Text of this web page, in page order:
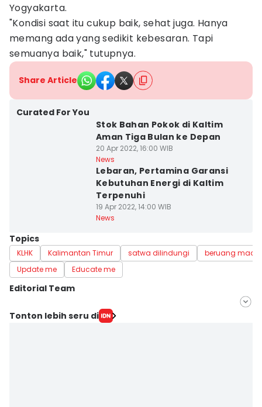
Yogyakarta.
"Kondisi saat itu cukup baik, sehat juga. Hanya
memang ada yang sedikit kebesaran. Tapi
semuanya baik," tutupnya.
Share Article
Curated For You
Stok Bahan Pokok di Kaltim
Aman Tiga Bulan ke Depan
20 Apr 2022, 16:00 WIB
News
Lebaran, Pertamina Garansi
Kebutuhan Energi di Kaltim
Terpenuhi
19 Apr 2022, 14:00 WIB
News
Topics
KLHK Kalimantan Timur satwa dilindungi
beruang madu
Update me
Educate me
Editorial Team
Editor
Tonton lebih seru di